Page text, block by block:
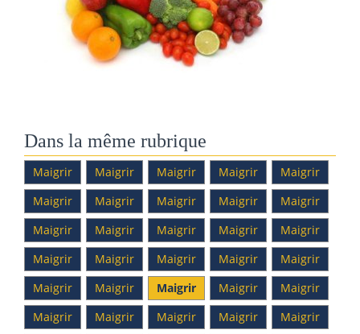
Dans la même rubrique
Maigrir Maigrir Maigrir Maigrir
Maigrir
Maigrir
Maigrir Maigrir Maigrir
Maigrir
Maigrir
Maigrir Maigrir Maigrir
Maigrir
Maigrir
Maigrir Maigrir Maigrir
Maigrir
Maigrir
Maigrir Maigrir Maigrir
Maigrir
Maigrir
Maigrir Maigrir Maigrir
Maigrir